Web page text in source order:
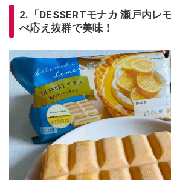
2.「DESSERTモナカ 瀬戸内レ
べ応え抜群で美味！